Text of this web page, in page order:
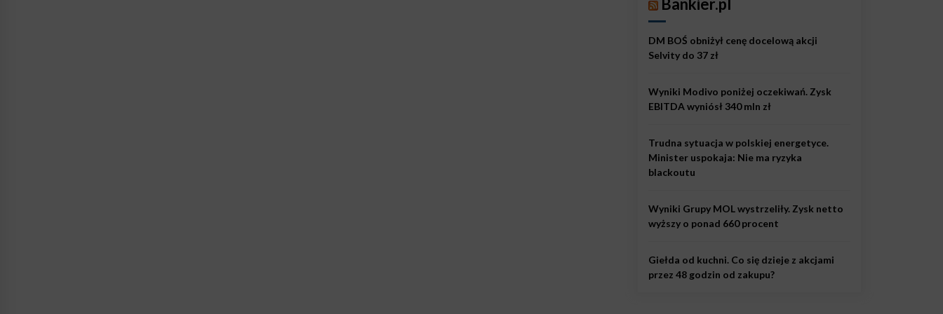
Bankier.pl
DM BOŚ obniżył cenę docelową akcji
Selvity do 37 zł
Wyniki Modivo poniżej oczekiwań. Zysk
EBITDA wyniósł 340 mln zł
Trudna sytuacja w polskiej energetyce.
Minister uspokaja: Nie ma ryzyka
blackoutu
Wyniki Grupy MOL wystrzeliły. Zysk netto
wyższy o ponad 660 procent
Giełda od kuchni. Co się dzieje z akcjami
przez 48 godzin od zakupu?